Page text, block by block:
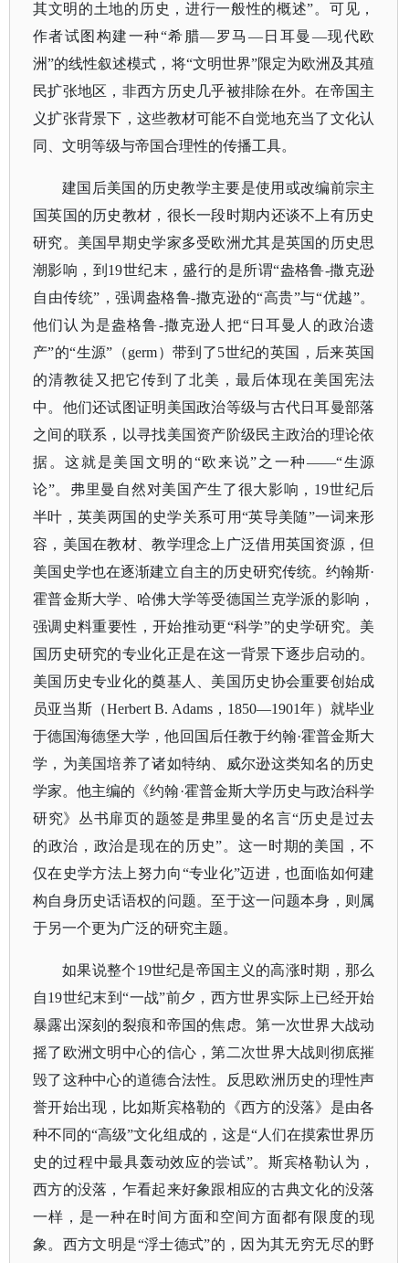
其文明的土地的历史，进行一般性的概述”。可见，
作者试图构建一种“希腊—罗马—日耳曼—现代欧
洲”的线性叙述模式，将“文明世界”限定为欧洲及其殖
民扩张地区，非西方历史几乎被排除在外。在帝国主
义扩张背景下，这些教材可能不自觉地充当了文化认
同、文明等级与帝国合理性的传播工具。
建国后美国的历史教学主要是使用或改编前宗主
国英国的历史教材，很长一段时期内还谈不上有历史
研究。美国早期史学家多受欧洲尤其是英国的历史思
潮影响，到 19世纪末，盛行的是所谓“盎格鲁-撒克逊
自由传统”，强调盎格鲁-撒克逊的“高贵”与“优越”。
他们认为是盎格鲁-撒克逊人把“日耳曼人的政治遗
产”的“生源”（germ）带到了5世纪的英国，后来英国
的清教徒又把它传到了北美，最后体现在美国宪法
中。他们还试图证明美国政治等级与古代日耳曼部落
之间的联系，以寻找美国资产阶级民主政治的理论依
据。这就是美国文明的“欧来说”之一种——“生源
论”。弗里曼自然对美国产生了很大影响，19世纪后
半叶，英美两国的史学关系可用“英导美随”一词来形
容，美国在教材、教学理念上广泛借用英国资源，但
美国史学也在逐渐建立自主的历史研究传统。约翰斯·
霍普金斯大学、哈佛大学等受德国兰克学派的影响，
强调史料重要性，开始推动更“科学”的史学研究。美
国历史研究的专业化正是在这一背景下逐步启动的。
美国历史专业化的奠基人、美国历史协会重要创始成
员亚当斯（Herbert B. Adams，1850—1901年）就毕业
于德国海德堡大学，他回国后任教于约翰·霍普金斯大
学，为美国培养了诸如特纳、威尔逊这类知名的历史
学家。他主编的《约翰·霍普金斯大学历史与政治科学
研究》丛书扉页的题签是弗里曼的名言“历史是过去
的政治，政治是现在的历史”。这一时期的美国，不
仅在史学方法上努力向“专业化”迈进，也面临如何建
构自身历史话语权的问题。至于这一问题本身，则属
于另一个更为广泛的研究主题。
如果说整个19世纪是帝国主义的高涨时期，那么
自19世纪末到“一战”前夕，西方世界实际上已经开始
暴露出深刻的裂痕和帝国的焦虑。第一次世界大战动
摇了欧洲文明中心的信心，第二次世界大战则彻底摧
毁了这种中心的道德合法性。反思欧洲历史的理性声
誉开始出现，比如斯宾格勒的 《西方的没落》 是由各
种不同的“高级”文化组成的，这是“人们在摸索世界历
史的过程中最具轰动效应的尝试”。斯宾格勒认为，
西方的没落，乍看起来好象跟相应的古典文化的没落
一样，是一种在时间方面和空间方面都有限度的现
象。西方文明是“浮士德式”的，因为其无穷无尽的野